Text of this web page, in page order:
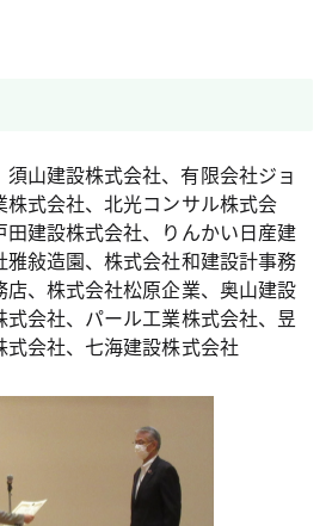
山建設株式会社、有限会社ジョ
株式会社、北光コンサル株式会
建設株式会社、りんかい日産建
敍造園、株式会社和建設計事務
、株式会社松原企業、奥山建設
会社、パール工業株式会社、昱
会社、七海建設株式会社